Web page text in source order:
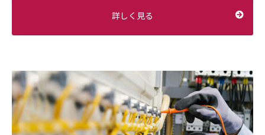
詳しく見る